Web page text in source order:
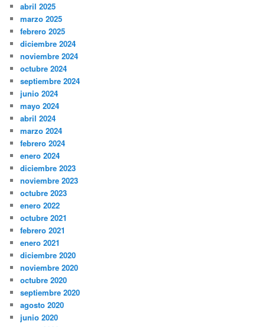
abril 2025
marzo 2025
febrero 2025
diciembre 2024
noviembre 2024
octubre 2024
septiembre 2024
junio 2024
mayo 2024
abril 2024
marzo 2024
febrero 2024
enero 2024
diciembre 2023
noviembre 2023
octubre 2023
enero 2022
octubre 2021
febrero 2021
enero 2021
diciembre 2020
noviembre 2020
octubre 2020
septiembre 2020
agosto 2020
junio 2020